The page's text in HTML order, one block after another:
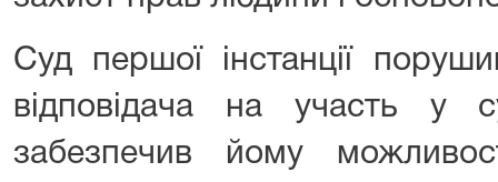
Суд першої інстанції
відповідача на участь у
забезпечив йому